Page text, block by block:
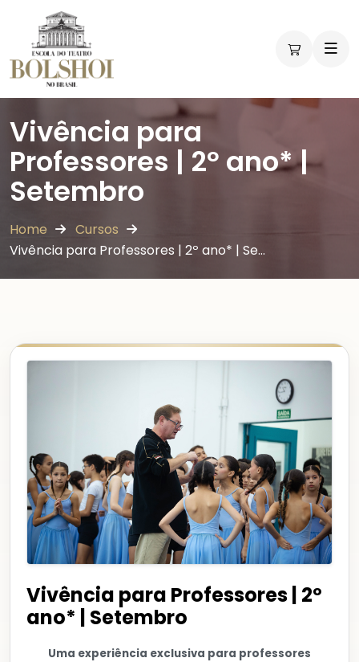
Vivência para
Professores | 2º ano* |
Setembro
Home
Cursos
Vivência para Professores | 2º ano* | Se…
Vivência para Professores | 2º
ano* | Setembro
Uma experiência exclusiva para professores